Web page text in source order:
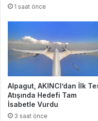
1 saat önce
Alpagut, AKINCI’dan İlk
Atışında Hedefi Tam
İsabetle Vurdu
3 saat önce